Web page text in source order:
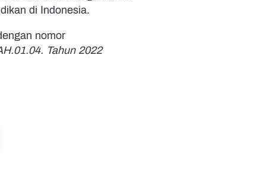
di Indonesia.
nomor
Tahun 2022